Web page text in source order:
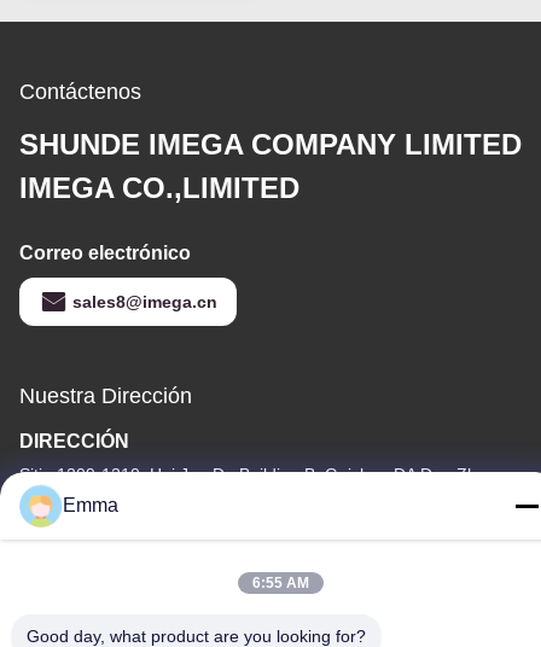
Contáctenos
SHUNDE IMEGA COMPANY LIMITED
IMEGA CO.,LIMITED
Correo electrónico
sales8@imega.cn
Nuestra Dirección
DIRECCIÓN
Sitio 1209-1210, Hai Jun Da Building B, Guizhou DA Dao Zhong,
Ronggui, Shunde, Foshan, Guangdong, China
Tel
Emma
6:55 AM
Good day, what product are you looking for?